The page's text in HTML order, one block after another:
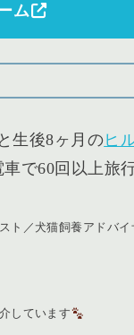
ム
生後8ヶ月のヒ
で60回以上旅
ト／犬猫飼養アドバ
しています